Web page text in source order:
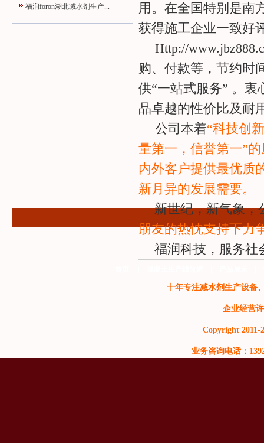
福润foron湖北减水剂生产...
用。在全国特别是南
获得施工企业一致好
Http://
购、付款等，节约时
供“一站式服务” 。
品卓越的性价比及耐
公司本着“科技创
量第一，信誉第一”
内外客户提供最优质
新月异的发展需要。
新世纪，新气象，
朋友的热忱支持下力
福润科技，服务社
十年专注减水剂生产设备
企业经营
Copyright 2011-
业务咨询电话：